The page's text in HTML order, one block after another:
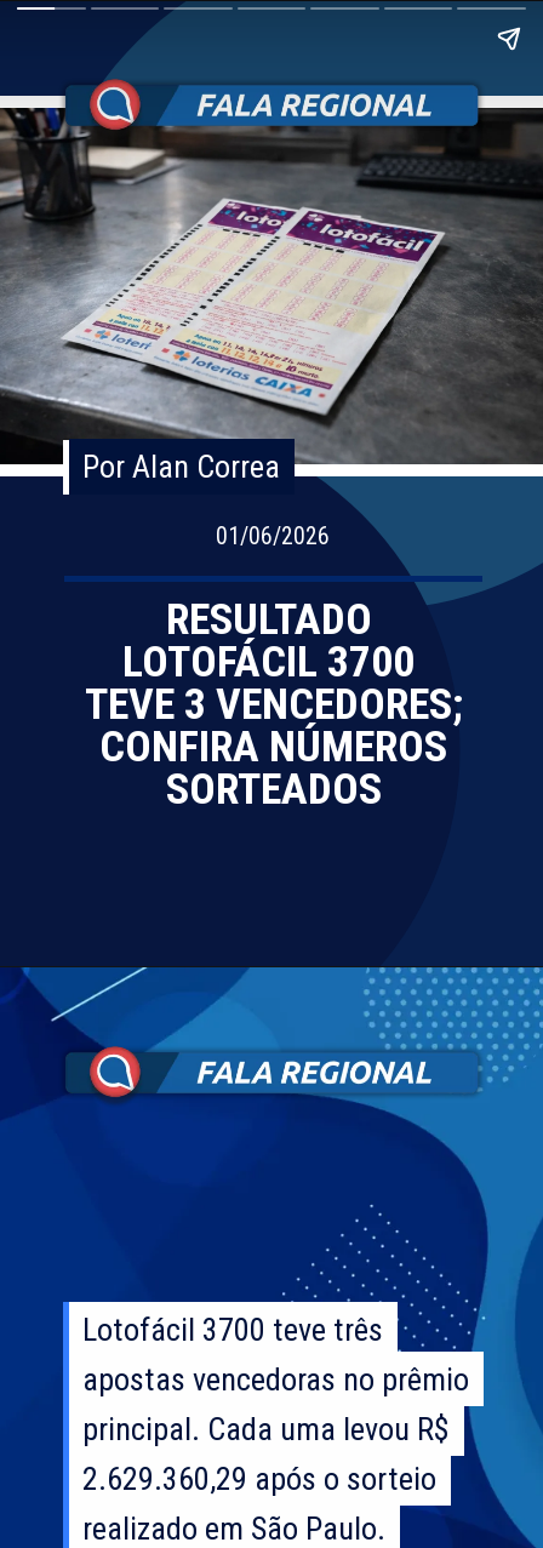
01/06/2026
Por Alan Correa
Por Alan Correa
RESULTADO
LOTOFÁCIL 3700
TEVE 3 VENCEDORES;
CONFIRA NÚMEROS
SORTEADOS
Lotofácil 3700 teve três
apostas vencedoras no prêmio
principal. Cada uma levou R$
2.629.360,29 após o sorteio
realizado em São Paulo.
Lotofácil 3700 teve três
apostas vencedoras no prêmio
principal. Cada uma levou R$
2.629.360,29 após o sorteio
realizado em São Paulo.